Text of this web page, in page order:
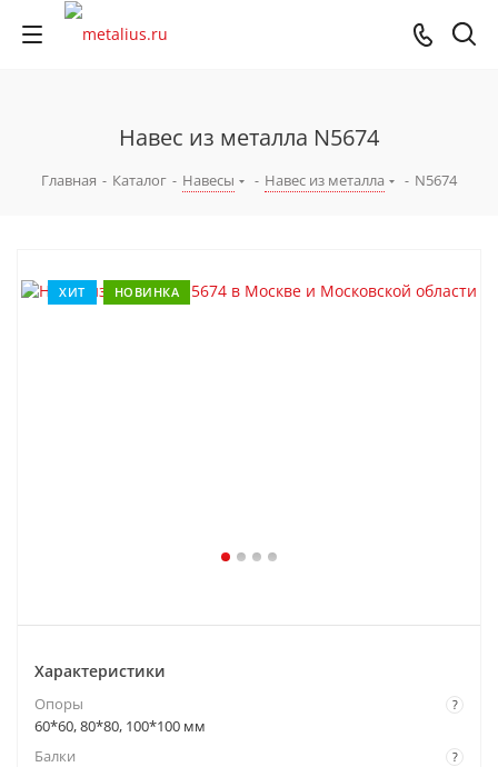
Навес из металла N5674
Главная - Каталог - Навесы - Навес из металла - N5674
ХИТ НОВИНКА
Характеристики
?
Опоры
60*60, 80*80, 100*100 мм
?
Балки